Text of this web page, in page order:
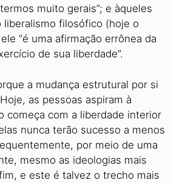
muito gerais”; e àqueles
liberalismo filosófico (hoje o
“é uma afirmação errônea da
de sua liberdade”.
a mudança estrutural por si
as pessoas aspiram à
começa com a liberdade interior
nunca terão sucesso a menos
por meio de uma
mesmo as ideologias mais
e este é talvez o trecho mais